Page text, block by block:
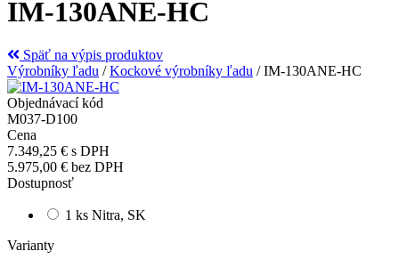
IM-130ANE-HC
Späť na výpis produktov
Výrobníky ľadu /Kockové výrobníky ľadu /IM-130ANE-HC
Objednávací kód
M037-D100
Cena
7.349,25 € s DPH
5.975,00 € bez DPH
Dostupnosť
1 ks Nitra, SK
Varianty